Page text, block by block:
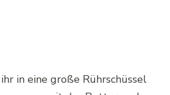
in eine große Rührschüssel